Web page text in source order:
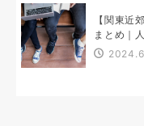
【関東近
まとめ｜